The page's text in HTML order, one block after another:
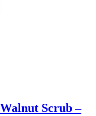
Scrub –